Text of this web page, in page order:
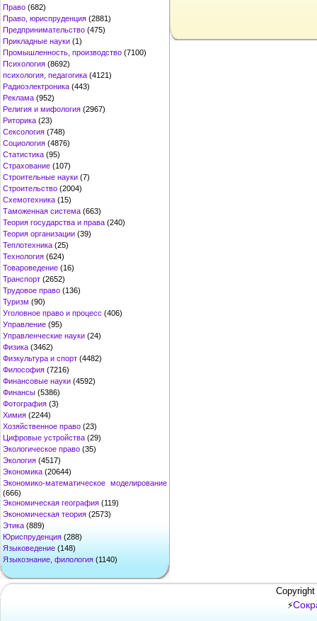
Право (682)
Право, юриспруденция (2881)
Предпринимательство (475)
Прикладные науки (1)
Промышленность, производство (7100)
Психология (8692)
психология, педагогика (4121)
Радиоэлектроника (443)
Реклама (952)
Религия и мифология (2967)
Риторика (23)
Сексология (748)
Социология (4876)
Статистика (95)
Страхование (107)
Строительные науки (7)
Строительство (2004)
Схемотехника (15)
Таможенная система (663)
Теория государства и права (240)
Теория организации (39)
Теплотехника (25)
Технология (624)
Товароведение (16)
Транспорт (2652)
Трудовое право (136)
Туризм (90)
Уголовное право и процесс (406)
Управление (95)
Управленческие науки (24)
Физика (3462)
Физкультура и спорт (4482)
Философия (7216)
Финансовые науки (4592)
Финансы (5386)
Фотография (3)
Химия (2244)
Хозяйственное право (23)
Цифровые устройства (29)
Экологическое право (35)
Экология (4517)
Экономика (20644)
Экономико-математическое моделирование
(666)
Экономическая география (119)
Экономическая теория (2573)
Этика (889)
Юриспруденция (288)
Языковедение (148)
Языкознание, филология (1140)
⚡